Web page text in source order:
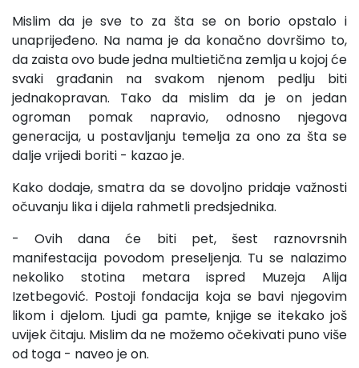
Mislim da je sve to za šta se on borio opstalo i
unaprijeđeno. Na nama je da konačno dovršimo to,
da zaista ovo bude jedna multietična zemlja u kojoj će
svaki građanin na svakom njenom pedlju biti
jednakopravan. Tako da mislim da je on jedan
ogroman pomak napravio, odnosno njegova
generacija, u postavljanju temelja za ono za šta se
dalje vrijedi boriti - kazao je.
Kako dodaje, smatra da se dovoljno pridaje važnosti
očuvanju lika i dijela rahmetli predsjednika.
- Ovih dana će biti pet, šest raznovrsnih
manifestacija povodom preseljenja. Tu se nalazimo
nekoliko stotina metara ispred Muzeja Alija
Izetbegović. Postoji fondacija koja se bavi njegovim
likom i djelom. Ljudi ga pamte, knjige se itekako još
uvijek čitaju. Mislim da ne možemo očekivati puno više
od toga - naveo je on.